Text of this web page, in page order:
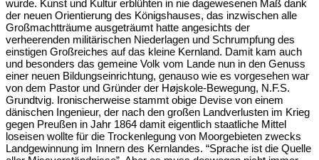
wurde. Kunst und Kultur erblühten in nie dagewesenen Maß dank
der neuen Orientierung des Königshauses, das inzwischen alle
Großmachtträume ausgeträumt hatte angesichts der
verheerenden militärischen Niederlagen und Schrumpfung des
einstigen Großreiches auf das kleine Kernland. Damit kam auch
und besonders das gemeine Volk vom Lande nun in den Genuss
einer neuen Bildungseinrichtung, genauso wie es vorgesehen war
von dem Pastor und Gründer der Højskole-Bewegung, N.F.S.
Grundtvig. Ironischerweise stammt obige Devise von einem
dänischen Ingenieur, der nach den großen Landverlusten im Krieg
gegen Preußen in Jahr 1864 damit eigentlich staatliche Mittel
loseisen wollte für die Trockenlegung von Moorgebieten zwecks
Landgewinnung im Innern des Kernlandes. “Sprache ist die Quelle